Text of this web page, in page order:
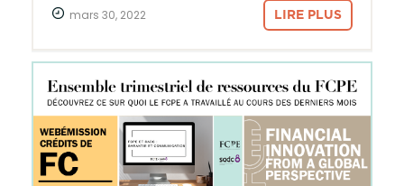
mars 30, 2022 LIRE PLUS